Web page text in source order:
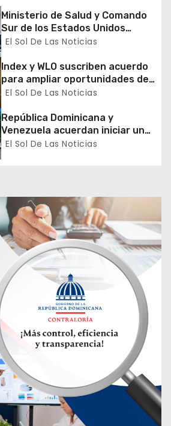
Ministerio de Salud y Comando
Sur de los Estados Unidos
realizan misión médica Amistad
2026 en La Vega
El Sol De Las Noticias
Index y WLO suscriben acuerdo
para ampliar oportunidades de
formación de dominicanos en el
El Sol De Las Noticias
República Dominicana y
Venezuela acuerdan iniciar un
proceso de normalización
El Sol De Las Noticias